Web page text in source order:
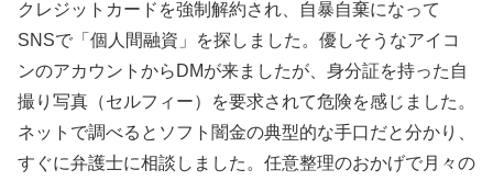
クレジットカードを強制解約され、自暴自棄になって
SNSで「個人間融資」を探しました。優しそうなアイコ
ンのアカウントからDMが来ましたが、身分証を持った自
撮り写真（セルフィー）を要求されて危険を感じました。
ネットで調べるとソフト闇金の典型的な手口だと分かり、
すぐに弁護士に相談しました。任意整理のおかげで月々の